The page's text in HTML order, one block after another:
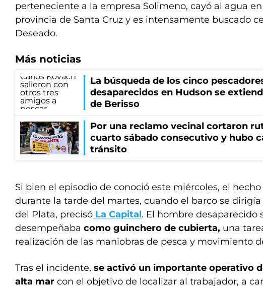
perteneciente a la empresa Solimeno, cayó al agua
provincia de Santa Cruz y es intensamente buscado
Deseado.
Más noticias
La búsqueda de los cinco
desaparecidos en Hudson se
de Berisso
Por una reclamo vecinal cortaron
cuarto sábado consecutivo y hubo
tránsito
Si bien el episodio de conoció este miércoles, el
durante la tarde del martes, cuando el barco se
del Plata, precisó La Capital. El hombre desaparecido
desempeñaba como guinchero de cubierta, una
realización de las maniobras de pesca y movimiento
Tras el incidente, se activó un importante operativo
alta mar con el objetivo de localizar al trabajador, a